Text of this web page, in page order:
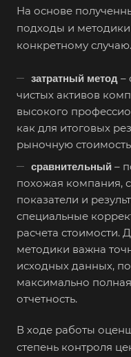
На основе
подходы и
конкретному
затратный метод –
чистых активов
высокого
как для итоговых
рыночную
сравнительный –
похожая компания,
показатели и
специальные
расчета стоимости.
методики важна
исходных данных,
максимально
отчетность.
В ходе работы
степень контроля
Выберите
Например:
Абакан
Абдулино
Азов
Аксай
Алушта
Альметьевск